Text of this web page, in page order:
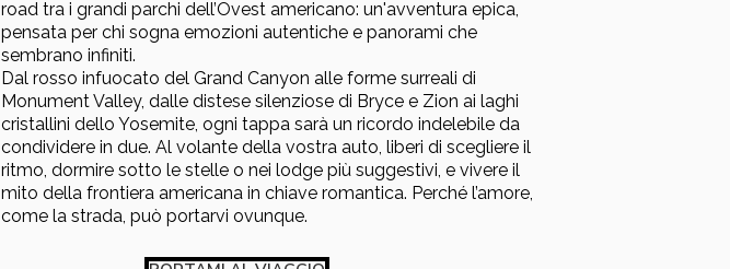
road tra i grandi parchi dell’Ovest americano: un'avventura epica,
pensata per chi sogna emozioni autentiche e panorami che
sembrano infiniti.
Dal rosso infuocato del Grand Canyon alle forme surreali di
Monument Valley, dalle distese silenziose di Bryce e Zion ai laghi
cristallini dello Yosemite, ogni tappa sarà un ricordo indelebile da
condividere in due. Al volante della vostra auto, liberi di scegliere il
ritmo, dormire sotto le stelle o nei lodge più suggestivi, e vivere il
mito della frontiera americana in chiave romantica. Perché l’amore,
come la strada, può portarvi ovunque.